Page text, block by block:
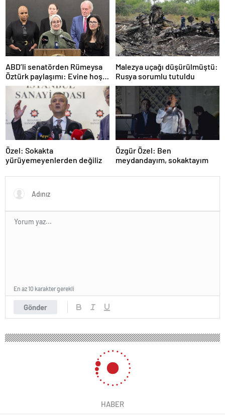
ABD’li senatörden Rümeysa
Öztürk paylaşımı: Evine hoş
geldin!
Malezya uçağı düşürülmüştü:
Rusya sorumlu tutuldu
Özel: Sokakta
yürüyemeyenlerden değiliz
Özgür Özel: Ben
meydandayım, sokaktayım
Gönder
En az 10 karakter gerekli
HABER